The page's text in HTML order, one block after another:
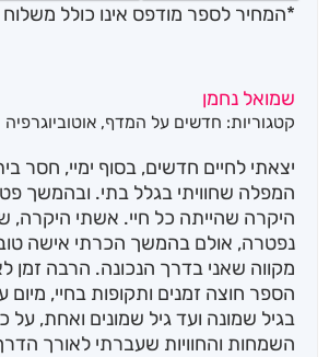
*המחיר לספר מודפס אינו כולל משלוח
שמואל נחמן
קטגוריות: חדשים על המדף, אוטוביוגרפיה
יצאתי לחיים חדשים, בסוף ימיי, חסר
המפלה שחוויתי בגלל בתי. ובהמשך
היקרה שהייתה כל חיי. אשתי היקרה,
נפטרה, אולם בהמשך הכרתי אישה
מקווה שאני בדרך הנכונה. הרבה זמן
הספר חוצה זמנים ותקופות בחיי, מיום
בגיל שמונה ועד גיל שמונים ואחת, על
השמחות והחוויות שעברתי לאורך